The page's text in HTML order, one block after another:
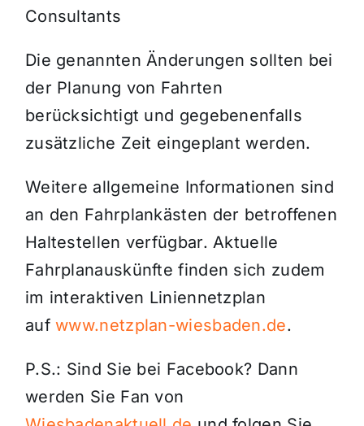
Consultants
Die genannten Änderungen sollten bei
der Planung von Fahrten
berücksichtigt und gegebenenfalls
zusätzliche Zeit eingeplant werden.
Weitere allgemeine Informationen sind
an den Fahrplankästen der betroffenen
Haltestellen verfügbar. Aktuelle
Fahrplanauskünfte finden sich zudem
im interaktiven Liniennetzplan
aufwww.netzplan-wiesbaden.de.
P.S.: Sind Sie bei Facebook? Dann
werden Sie Fan von